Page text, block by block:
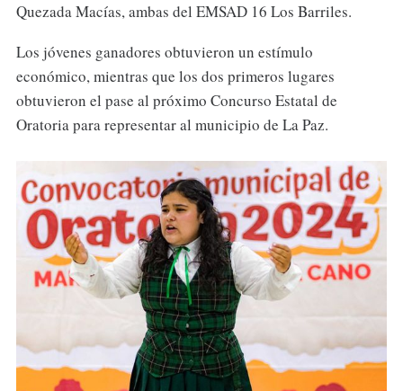
Quezada Macías, ambas del EMSAD 16 Los Barriles.
Los jóvenes ganadores obtuvieron un estímulo
económico, mientras que los dos primeros lugares
obtuvieron el pase al próximo Concurso Estatal de
Oratoria para representar al municipio de La Paz.